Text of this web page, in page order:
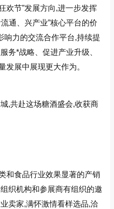
欢节”发展方向,进一步发挥
通、兴产业”核心平台的价
响力的交流合作平台,持续提
务*战略、促进产业升级、
发展中展现更大作为。
,共赴这场糖酒盛会,收获商
和食品行业效果显著的产销
织机构和参展商有组织的邀
卖家,满怀激情看样选品,洽